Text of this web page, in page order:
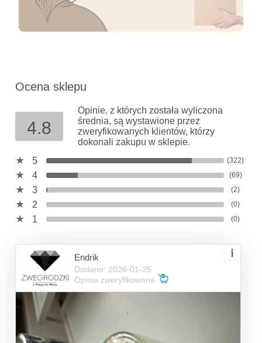
Ocena sklepu
4.8
Opinie, z których została wyliczona
średnia, są wystawione przez
zweryfikowanych klientów, którzy
dokonali zakupu w sklepie.
5
(322)
4 (69)
3 (2)
2 (0)
1 (0)
Endrik
Dodano: 2026-01-25
Opinia zweryfikowana